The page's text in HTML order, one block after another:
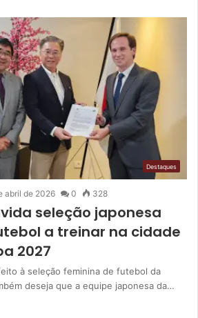
Destaques
abril de 2026 0 328
seleção japonesa
a treinar na cidade
2027
à seleção feminina de futebol da
deseja que a equipe japonesa da…